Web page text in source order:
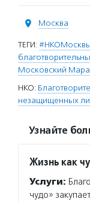
Москва
ТЕГИ:
Московский
НКО:
незащищенных
Узнайте
Жизнь как
Услуги:
чудо»